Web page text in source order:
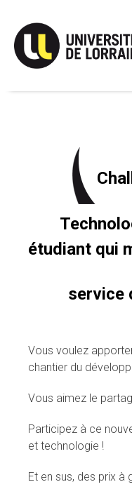
content
étudiant qui
service
Vous voulez
chantier du
Vous aimez le
Participez à ce
et technologie !
Et en sus, des prix à